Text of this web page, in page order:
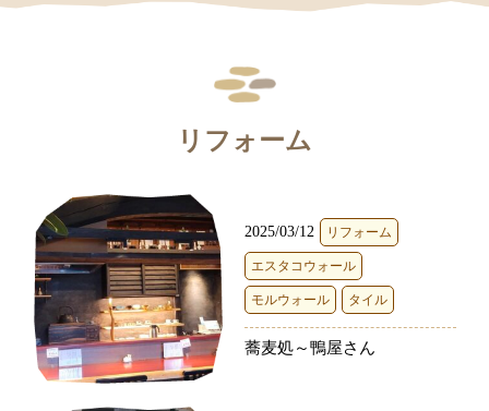
リフォーム
2025/03/12 リフォーム
エスタコウォール
モルウォール タイル
蕎麦処～鴨屋さん